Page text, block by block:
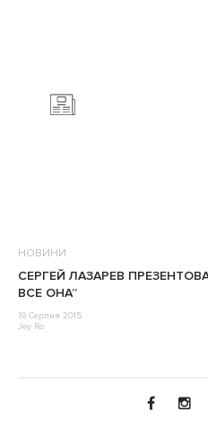
НОВИНИ
CЕРГЕЙ ЛАЗАРЕВ
ВСЕ ОНА”
19 Серпня 2015
Jey Ro